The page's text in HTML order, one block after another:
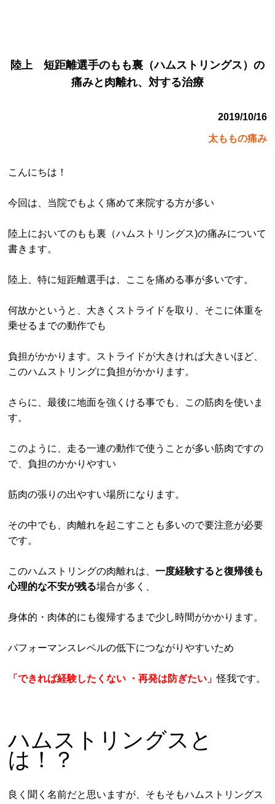
陸上 短距離選手のもも裏（ハムストリングス）の
痛みと肉離れ、対する治療
2019/10/16
太ももの痛み
こんにちは！
今回は、当院でもよく痛めて来院する方が多い
陸上においてのもも裏（ハムストリングス)の痛みについて
書きます。
陸上、特に短距離選手は、ここを痛める事が多いです。
何故かというと、大きくストライドを取り、そこに体重を
乗せるまでの動作でも
負担がかかります。ストライドが大きければ大きいほど、
このハムストリングに負担がかかります。
さらに、最後に地面を強くける事でも、この筋肉を使いま
す。
このように、走る一連の動作で使うことが多い筋肉ですの
で、負担のかかりやすい
筋肉の張りの出やすい場所になります。
その中でも、肉離れを起こすことも多いので要注意が必要
です。
このハムストリングの肉離れは、一度経験すると復帰後も
心理的な不安が残る場合が多く、
身体的・肉体的にも復帰するまで少し時間がかかります。
パフォーマンスレベルの低下につながりやすいため
「できれば経験したくない ・再発は防ぎたい」怪我です。
ハムストリングスと
は！？
良く聞く名前だと思いますが、そもそもハムストリングス